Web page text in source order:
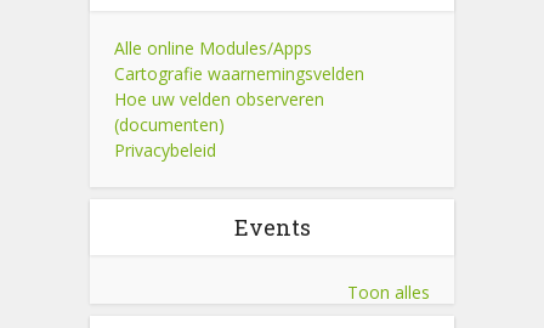
Alle online Modules/Apps
Cartografie waarnemingsvelden
Hoe uw velden observeren
(documenten)
Privacybeleid
Events
Toon alles